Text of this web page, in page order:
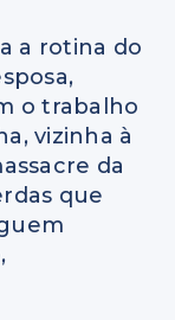
a rotina do
o trabalho
vizinha à
da
que